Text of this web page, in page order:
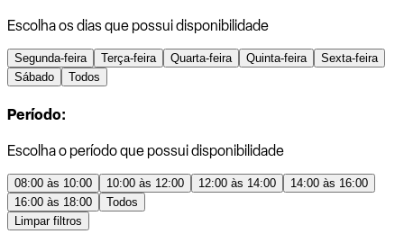
Escolha os dias que possui disponibilidade
Segunda-feira Terça-feira Quarta-feira Quinta-feira
Sexta-feira
Sábado
Todos
Período:
Escolha o período que possui disponibilidade
08:00 às 10:00 10:00 às 12:00 12:00 às 14:00
14:00 às 16:00
16:00 às 18:00
Todos
Limpar filtros